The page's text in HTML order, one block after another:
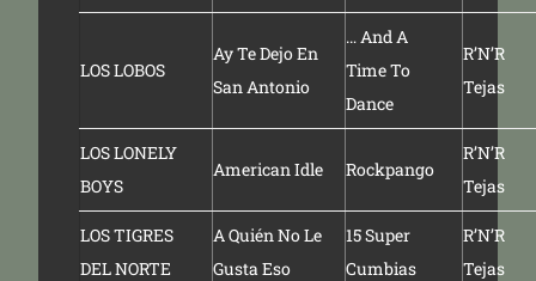
LOS LOBOS
Ay Te Dejo En
San Antonio
… And A
Time To
Dance
R’N’R
Tejas
LOS LONELY
BOYS
American Idle Rockpango
R’N’R
Tejas
LOS TIGRES
DEL NORTE
A Quién No Le
Gusta Eso
15 Super
Cumbias
R’N’R
Tejas